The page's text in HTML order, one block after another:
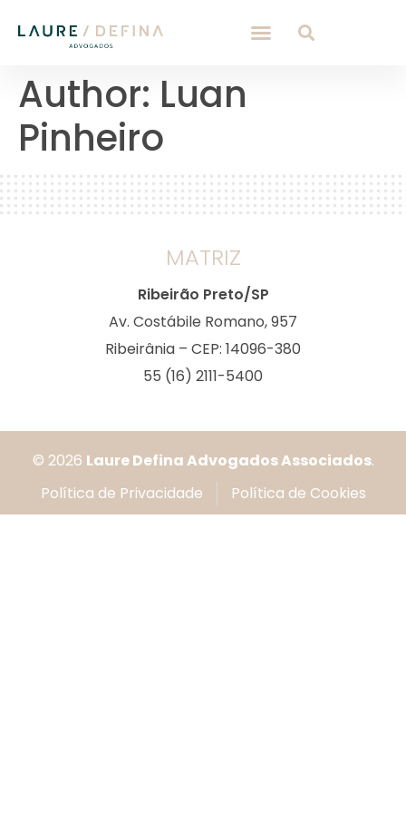
Author: Luan
Pinheiro
MATRIZ
Ribeirão Preto/SP
Av. Costábile Romano, 957
Ribeirânia – CEP: 14096-380
55 (16) 2111-5400
© 2026 Laure Defina Advogados Associados.
Política de Privacidade
Política de Cookies